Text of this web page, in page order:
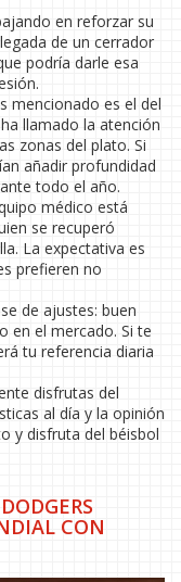
en reforzar su
de un cerrador
podría darle esa
mencionado es el del
llamado la atención
zonas del plato. Si
añadir profundidad
todo el año.
médico está
se recuperó
La expectativa es
prefieren no
de ajustes: buen
en el mercado. Si te
tu referencia diaria
disfrutas del
al día y la opinión
y disfruta del béisbol
CON